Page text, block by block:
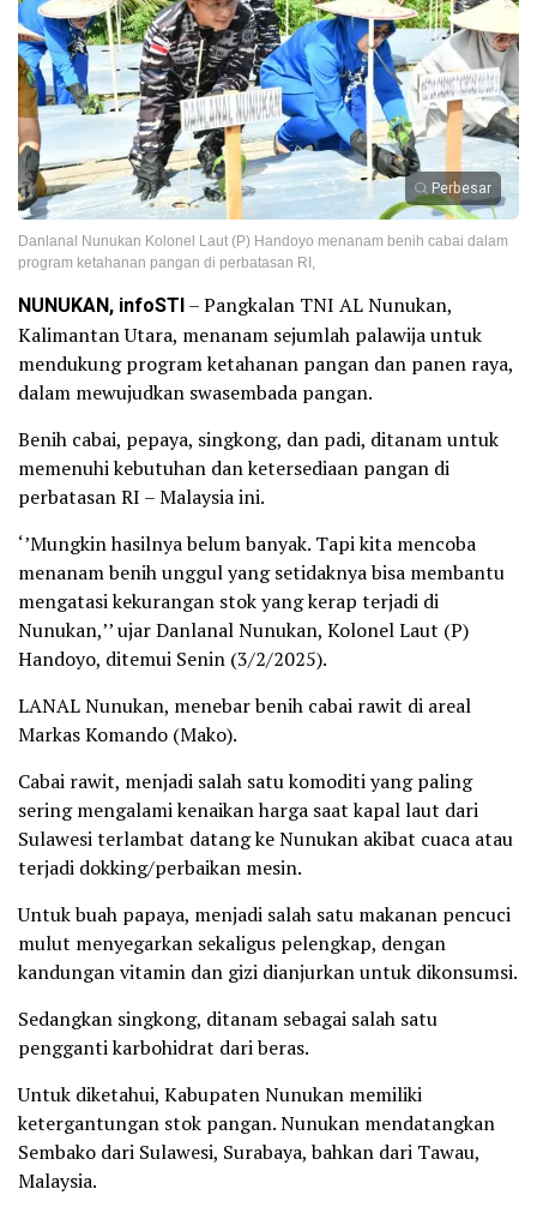
Perbesar
Danlanal Nunukan Kolonel Laut (P) Handoyo menanam benih cabai dalam
program ketahanan pangan di perbatasan RI,
NUNUKAN, infoSTI– Pangkalan TNI AL Nunukan,
Kalimantan Utara, menanam sejumlah palawija untuk
mendukung program ketahanan pangan dan panen raya,
dalam mewujudkan swasembada pangan.
Benih cabai, pepaya, singkong, dan padi, ditanam untuk
memenuhi kebutuhan dan ketersediaan pangan di
perbatasan RI – Malaysia ini.
‘’Mungkin hasilnya belum banyak. Tapi kita mencoba
menanam benih unggul yang setidaknya bisa membantu
mengatasi kekurangan stok yang kerap terjadi di
Nunukan,’’ ujar Danlanal Nunukan, Kolonel Laut (P)
Handoyo, ditemui Senin (3/2/2025).
LANAL Nunukan, menebar benih cabai rawit di areal
Markas Komando (Mako).
Cabai rawit, menjadi salah satu komoditi yang paling
sering mengalami kenaikan harga saat kapal laut dari
Sulawesi terlambat datang ke Nunukan akibat cuaca atau
terjadi dokking/perbaikan mesin.
Untuk buah papaya, menjadi salah satu makanan pencuci
mulut menyegarkan sekaligus pelengkap, dengan
kandungan vitamin dan gizi dianjurkan untuk dikonsumsi.
Sedangkan singkong, ditanam sebagai salah satu
pengganti karbohidrat dari beras.
Untuk diketahui, Kabupaten Nunukan memiliki
ketergantungan stok pangan. Nunukan mendatangkan
Sembako dari Sulawesi, Surabaya, bahkan dari Tawau,
Malaysia.